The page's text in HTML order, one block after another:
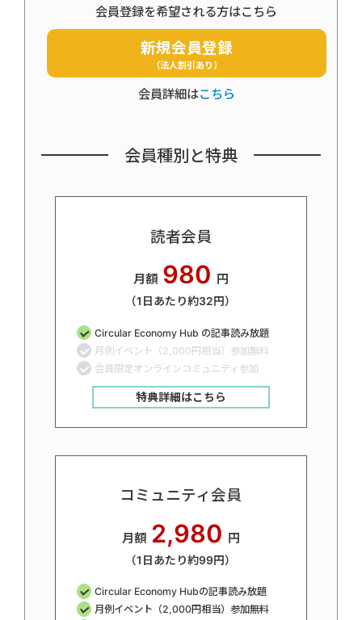
会員登録を希望される方はこちら
新規会員登録
（法人割引あり）
会員詳細はこちら
会員種別と特典
読者会員
月額 980 円
（1日あたり約32円）
Circular Economy Hub の記事読み放題
月例イベント（2,000円相当）参加無料
会員限定オンラインコミュニティ参加
特典詳細はこちら
コミュニティ会員
月額 2,980 円
（1日あたり約99円）
Circular Economy Hubの記事読み放題
月例イベント（2,000円相当）参加無料